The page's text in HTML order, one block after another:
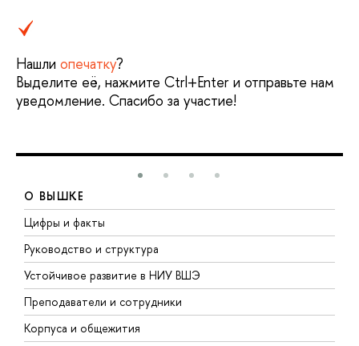
Нашли опечатку?
Выделите её, нажмите Ctrl+Enter и отправьте нам
уведомление. Спасибо за участие!
О ВЫШКЕ
Цифры и факты
Руководство и структура
Устойчивое развитие в НИУ ВШЭ
Преподаватели и сотрудники
Корпуса и общежития